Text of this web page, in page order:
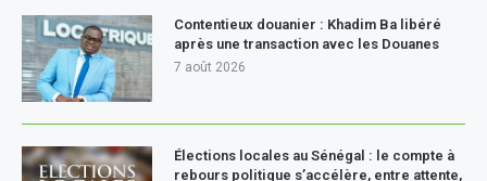
Contentieux douanier : Khadim Ba libéré
après une transaction avec les Douanes
7 août 2026
Élections locales au Sénégal : le compte à
rebours politique s’accélère, entre attente,